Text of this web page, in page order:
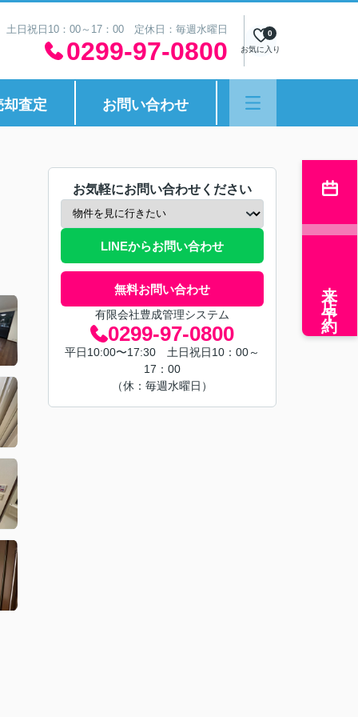
日祝日10：00～17：00 定休日：毎週水曜日
0299-97-0800 お気に入り
0
却査定 お問い合わせ
お気軽にお問い合わせください
LINEからお問い合わせ
無料お問い合わせ
有限会社豊成管理システム
0299-97-0800
平日10:00〜17:30 土日祝日10：00～
17：00
（休：毎週水曜日）
来店予約